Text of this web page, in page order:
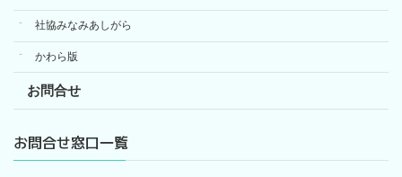
社協みなみあしがら
かわら版
お問合せ
お問合せ窓口一覧